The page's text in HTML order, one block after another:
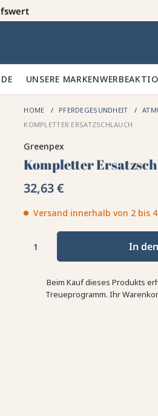
🍃 UNSERE MARKEN
HOME PFERDEGESUNDHEIT
KOMPLETTER ERSATZSCHLAUCH
Greenpex
Kompletter
32,63 €
Versand innerhalb von 2 bis
In
Beim Kauf dieses Produkts
Treueprogramm. Ihr